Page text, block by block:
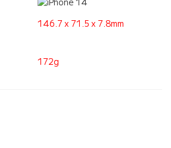
146.7 x 71.5 x 7.8mm
172g